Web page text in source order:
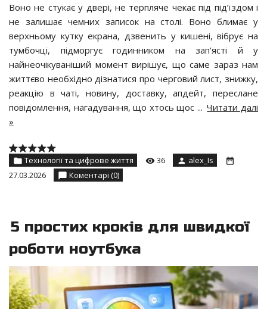
Воно не стукає у двері, не терпляче чекає під під’їздом і
не залишає чемних записок на столі. Воно блимає у
верхньому кутку екрана, дзвенить у кишені, вібрує на
тумбочці, підморгує годинником на зап’ясті й у
найнеочікуваніший момент вирішує, що саме зараз нам
життєво необхідно дізнатися про черговий лист, знижку,
реакцію в чаті, новину, доставку, апдейт, переслане
повідомлення, нагадування, що хтось щос ... Читати далі
»
Технології та цифрове життя 36
alex_Is
27.03.2026
Коментарі (0)
5 простих кроків для швидкої
роботи ноутбука